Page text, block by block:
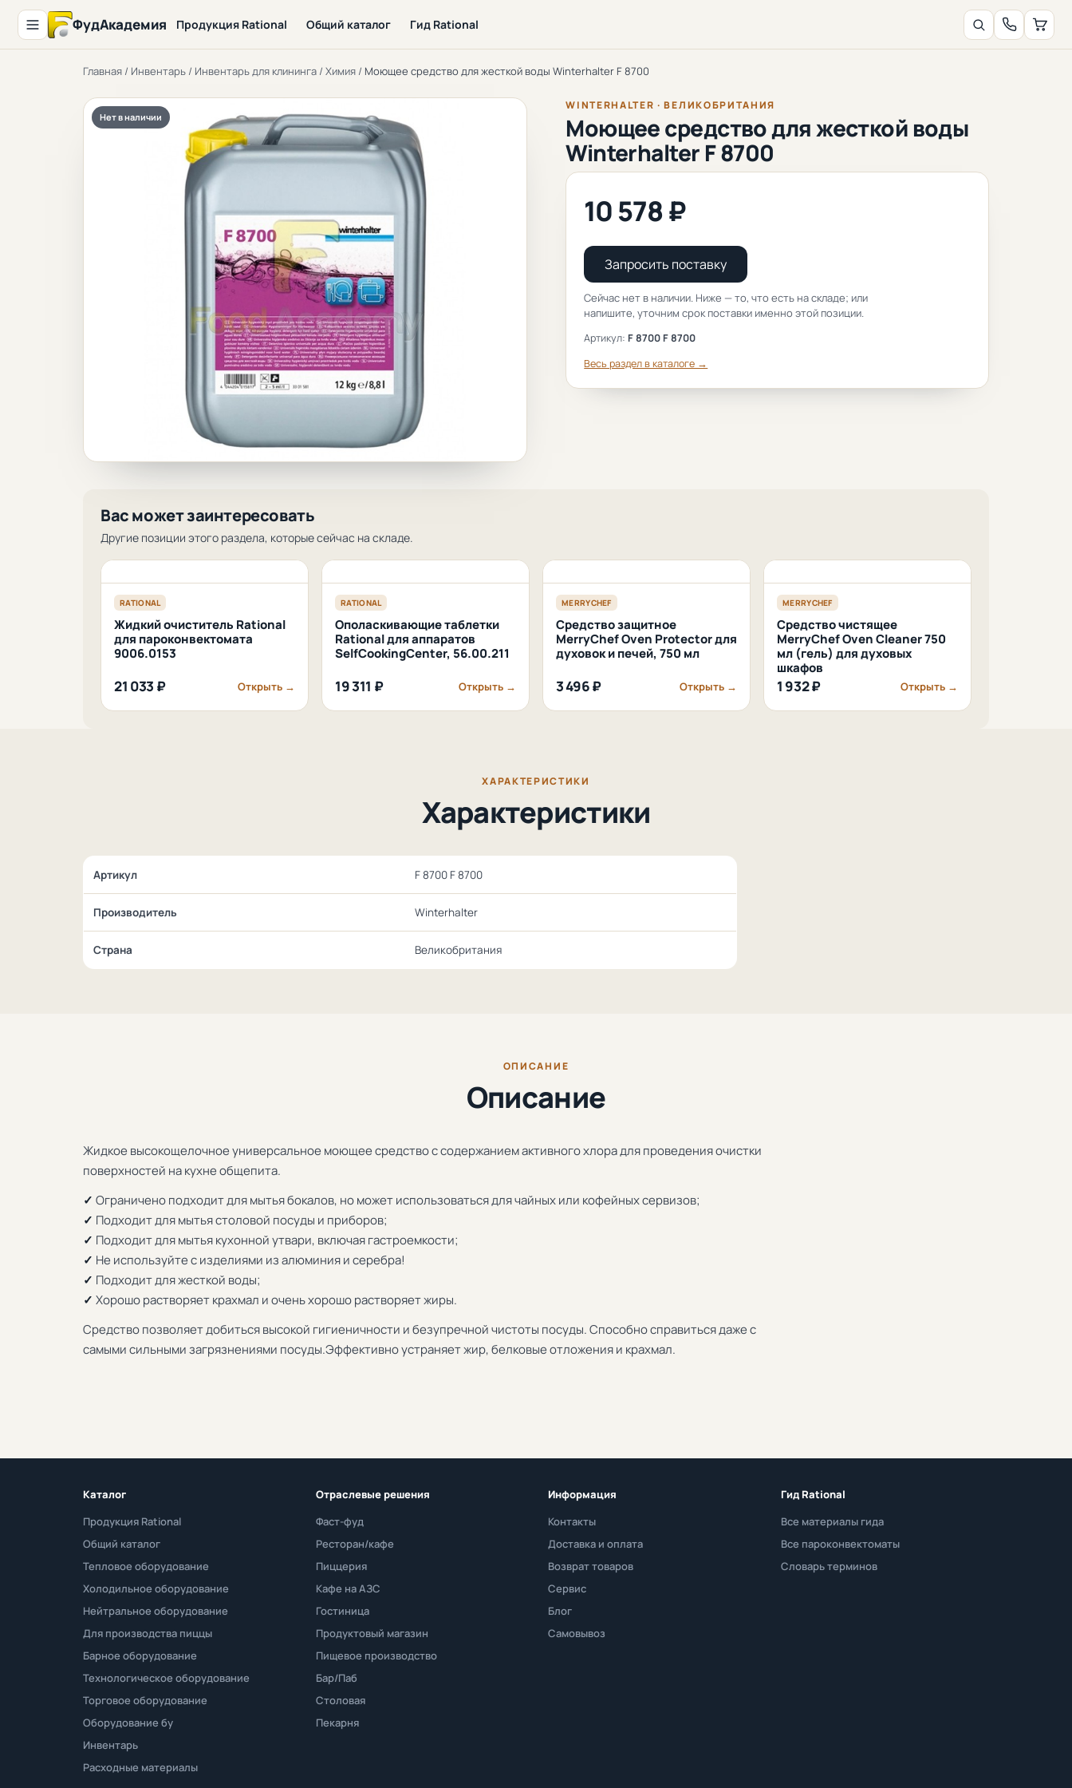
ФудАкадемия Продукция Rational Общий каталог Гид Rational
Главная / Инвентарь / Инвентарь для клининга / Химия / Моющее средство для жесткой воды Winterhalter F 8700
Нет в наличии
WINTERHALTER · ВЕЛИКОБРИТАНИЯ
Моющее средство для жесткой воды
Winterhalter F 8700
10 578 ₽
Запросить поставку
Сейчас нет в наличии. Ниже — то, что есть на складе; или
напишите, уточним срок поставки именно этой позиции.
Артикул:F 8700 F 8700
Весь раздел в каталоге →
Вас может заинтересовать
Другие позиции этого раздела, которые сейчас на складе.
RATIONAL
Жидкий очиститель Rational
для пароконвектомата
9006.0153
21 033 ₽ Открыть →
RATIONAL
Ополаскивающие таблетки
Rational для аппаратов
SelfCookingCenter, 56.00.211
19 311 ₽ Открыть →
MERRYCHEF
Средство защитное
MerryChef Oven Protector для
духовок и печей, 750 мл
3 496 ₽ Открыть →
MERRYCHEF
Средство чистящее
MerryChef Oven Cleaner 750
мл (гель) для духовых
шкафов
1 932 ₽ Открыть →
ХАРАКТЕРИСТИКИ
Характеристики
Артикул F 8700 F 8700
Производитель Winterhalter
Страна Великобритания
ОПИСАНИЕ
Описание
Жидкое высокощелочное универсальное моющее средство с содержанием активного хлора для проведения очистки
поверхностей на кухне общепита.
✓ Ограничено подходит для мытья бокалов, но может использоваться для чайных или кофейных сервизов;
✓ Подходит для мытья столовой посуды и приборов;
✓ Подходит для мытья кухонной утвари, включая гастроемкости;
✓ Не используйте с изделиями из алюминия и серебра!
✓ Подходит для жесткой воды;
✓ Хорошо растворяет крахмал и очень хорошо растворяет жиры.
Средство позволяет добиться высокой гигиеничности и безупречной чистоты посуды. Способно справиться даже с
самыми сильными загрязнениями посуды.Эффективно устраняет жир, белковые отложения и крахмал.
Каталог
Продукция Rational
Общий каталог
Тепловое оборудование
Холодильное оборудование
Нейтральное оборудование
Для производства пиццы
Барное оборудование
Технологическое оборудование
Торговое оборудование
Оборудование бу
Инвентарь
Расходные материалы
Отраслевые решения
Фаст-фуд
Ресторан/кафе
Пиццерия
Кафе на АЗС
Гостиница
Продуктовый магазин
Пищевое производство
Бар/Паб
Столовая
Пекарня
Информация
Контакты
Доставка и оплата
Возврат товаров
Сервис
Блог
Самовывоз
Гид Rational
Все материалы гида
Все пароконвектоматы
Словарь терминов